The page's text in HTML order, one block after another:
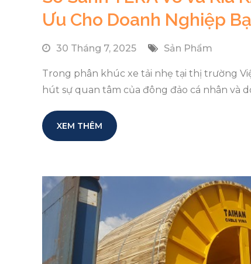
Ưu Cho Doanh Nghiệp
30 Tháng 7, 2025 Sản Phẩm
Trong phân khúc xe tải nhẹ tại thị trường
hút sự quan tâm của đông đảo cá nhân và
XEM THÊM